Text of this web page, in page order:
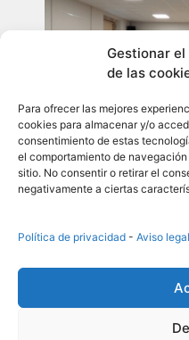
Gestionar
de las
Para ofrecer las mejores
cookies para almacenar y/o
consentimiento de estas
el comportamiento de
sitio. No consentir o retirar el
negativamente a ciertas
Política de privacidad - Aviso legal